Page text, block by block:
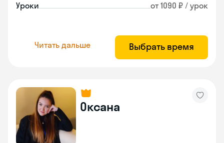
Уроки от 1090 ₽ / урок
Читать дальше Выбрать время
Оксана